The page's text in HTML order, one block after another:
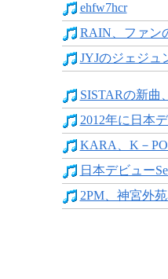
ehfw7hcr
RAIN、ファン
JYJのジェジュ
SISTARの新曲
2012年に日本
KARA、K－
日本デビュー
2PM、神宮外